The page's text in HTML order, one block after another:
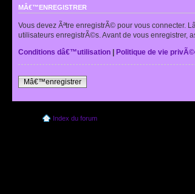
MÂ€™ENREGISTRER
Vous devez Ãªtre enregistrÃ© pour vous
utilisateurs enregistrÃ©s. Avant de vous enregistrer,
Conditions dâ€™utilisation
Politique de vie
Mâ€™enregistrer
Index du forum